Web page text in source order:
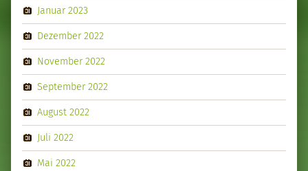
Januar 2023
Dezember 2022
November 2022
September 2022
August 2022
Juli 2022
Mai 2022